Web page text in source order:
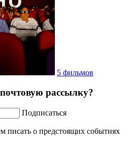
5 фильмов
рассылку?
Подписаться
писать о предстоящих событиях